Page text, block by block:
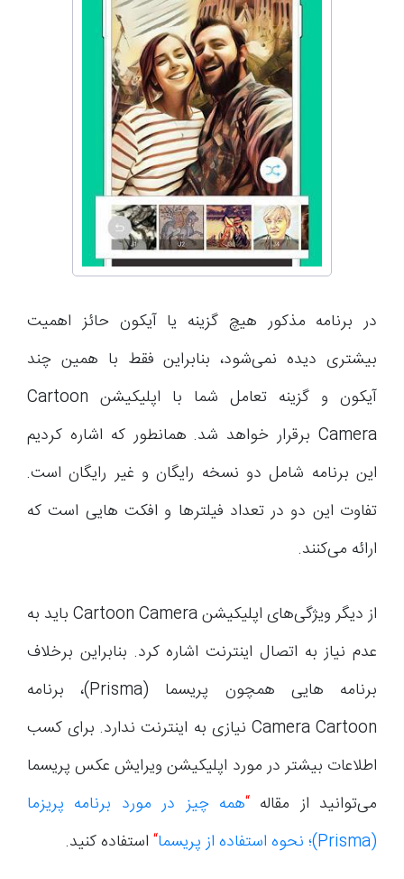
در برنامه مذکور هیچ گزینه یا آیکون حائز اهمیت
بیشتری دیده نمی‌شود، بنابراین فقط با همین چند
آیکون و گزینه تعامل شما با اپلیکیشن Cartoon
Camera برقرار خواهد شد. همانطور که اشاره کردیم
این برنامه شامل دو نسخه رایگان و غیر رایگان است.
تفاوت این دو در تعداد فیلترها و افکت هایی است که
ارائه می‌کنند.
از دیگر ویژگی‌های اپلیکیشن Cartoon Camera باید به
عدم نیاز به اتصال اینترنت اشاره کرد. بنابراین برخلاف
برنامه هایی همچون پریسما (Prisma)، برنامه
Camera Cartoon نیازی به اینترنت ندارد. برای کسب
اطلاعات بیشتر در مورد اپلیکیشن ویرایش عکس پریسما
می‌توانید از مقاله“همه چیز در مورد برنامه پریزما
(Prisma)؛ نحوه استفاده از پریسما
“ استفاده کنید.